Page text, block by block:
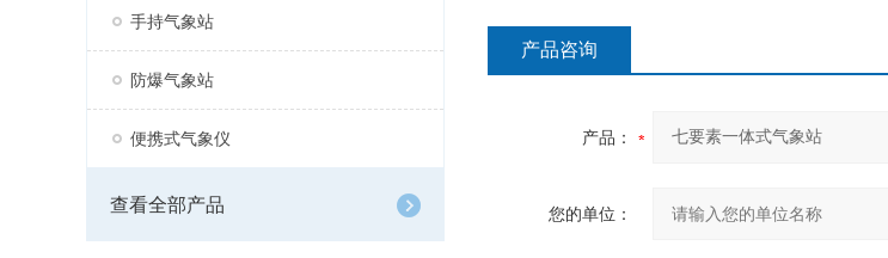
手持气象站
防爆气象站
便携式气象仪
查看全部产品
产品咨询
产品：
您的单位：